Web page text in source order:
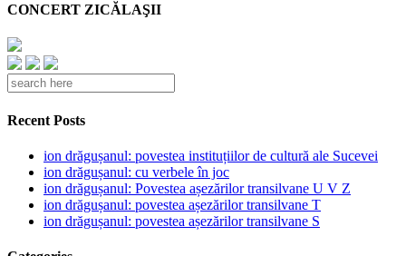
CONCERT ZICĂLAŞII
Recent Posts
ion drăgușanul: povestea instituțiilor de cultură ale Sucevei
ion drăgușanul: cu verbele în joc
ion drăgușanul: Povestea așezărilor transilvane U V Z
ion drăgușanul: povestea așezărilor transilvane T
ion drăgușanul: povestea așezărilor transilvane S